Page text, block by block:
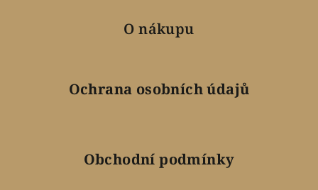
O nákupu
Ochrana osobních údajů
Obchodní podmínky